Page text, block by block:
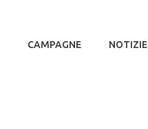
CAMPAGNE NOTIZIE